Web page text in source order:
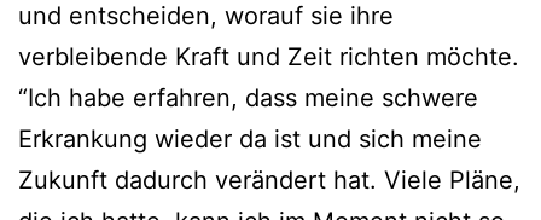
und entscheiden, worauf sie ihre
verbleibende Kraft und Zeit richten möchte.
“Ich habe erfahren, dass meine schwere
Erkrankung wieder da ist und sich meine
Zukunft dadurch verändert hat. Viele Pläne,